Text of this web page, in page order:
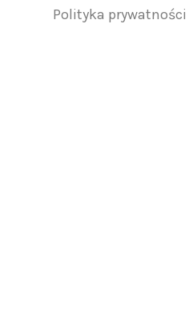
Polityka prywatności